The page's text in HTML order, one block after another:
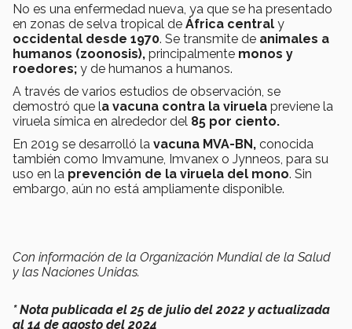
No es una enfermedad nueva, ya que se ha presentado
en zonas de selva tropical de África central y
occidental desde 1970. Se transmite de animales a
humanos (zoonosis), principalmente monos y
roedores; y de humanos a humanos.
A través de varios estudios de observación, se
demostró que la vacuna contra la viruela previene la
viruela símica en alrededor del 85 por ciento.
En 2019 se desarrolló la vacuna MVA-BN, conocida
también como Imvamune, Imvanex o Jynneos, para su
uso en la prevención de la viruela del mono. Sin
embargo, aún no está ampliamente disponible.
Con información de la Organización Mundial de la Salud
y las Naciones Unidas.
* Nota publicada el 25 de julio del 2022 y actualizada
al 14 de agosto del 2024